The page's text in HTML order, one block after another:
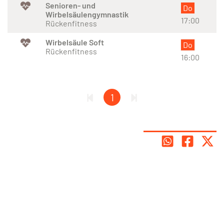
Senioren- und
Wirbelsäulengymnastik
Rückenfitness
Do
17:00
Wirbelsäule Soft
Rückenfitness
Do
16:00
1